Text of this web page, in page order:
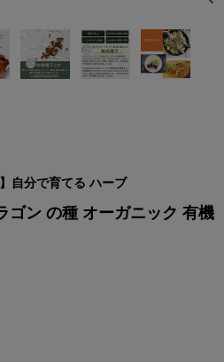
自分で育てる ハーブ
ン の種 オーガニック 有機